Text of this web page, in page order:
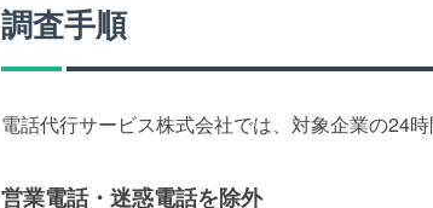
調査手順
電話代行サービス株式会社では、対象企業の24
営業電話・迷惑電話を除外